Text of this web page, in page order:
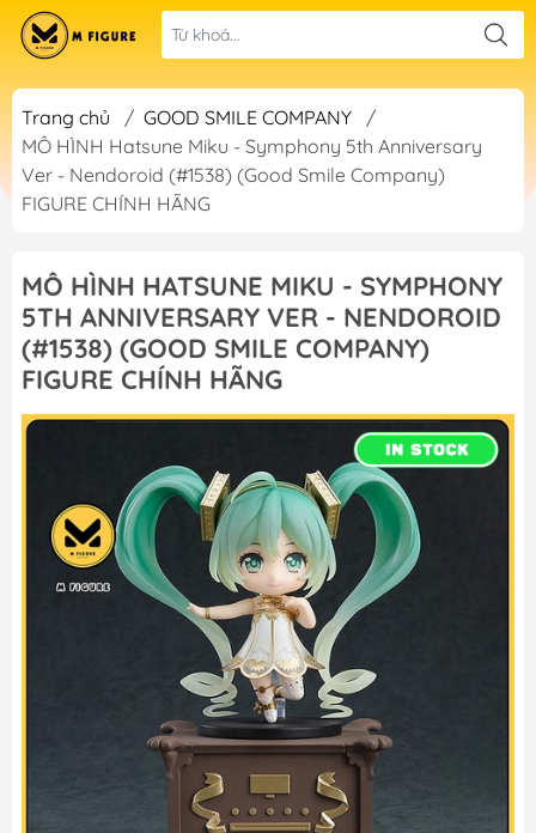
Trang chủ / GOOD SMILE COMPANY
/
MÔ HÌNH Hatsune Miku - Symphony 5th Anniversary
Ver - Nendoroid (#1538) (Good Smile Company)
FIGURE CHÍNH HÃNG
MÔ HÌNH HATSUNE MIKU - SYMPHONY
5TH ANNIVERSARY VER - NENDOROID
(#1538) (GOOD SMILE COMPANY)
FIGURE CHÍNH HÃNG